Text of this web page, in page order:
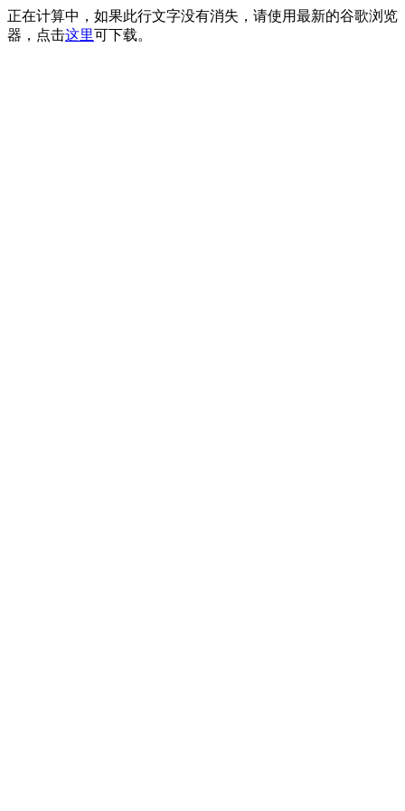
正在计算中，如果此行文字没有消失，请使用最新的谷歌浏览
器，点击这里可下载。